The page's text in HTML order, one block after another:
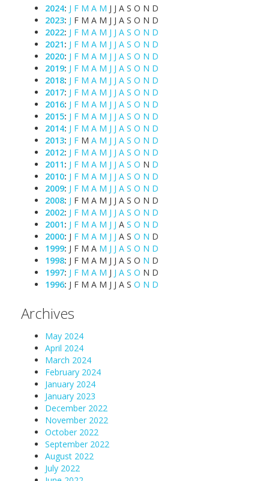
2024: J F M A M J J A S O N D
2023: J F M A M J J A S O N D
2022: J F M A M J J A S O N D
2021: J F M A M J J A S O N D
2020: J F M A M J J A S O N D
2019: J F M A M J J A S O N D
2018: J F M A M J J A S O N D
2017: J F M A M J J A S O N D
2016: J F M A M J J A S O N D
2015: J F M A M J J A S O N D
2014: J F M A M J J A S O N D
2013: J F M A M J J A S O N D
2012: J F M A M J J A S O N D
2011: J F M A M J J A S O N D
2010: J F M A M J J A S O N D
2009: J F M A M J J A S O N D
2008: J F M A M J J A S O N D
2002: J F M A M J J A S O N D
2001: J F M A M J J A S O N D
2000: J F M A M J J A S O N D
1999: J F M A M J J A S O N D
1998: J F M A M J J A S O N D
1997: J F M A M J J A S O N D
1996: J F M A M J J A S O N D
Archives
May 2024
April 2024
March 2024
February 2024
January 2024
January 2023
December 2022
November 2022
October 2022
September 2022
August 2022
July 2022